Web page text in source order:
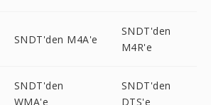
SNDT'den M4A'e
SNDT'den
M4R'e
SNDT'den
WMA'e
SNDT'den
DTS'e